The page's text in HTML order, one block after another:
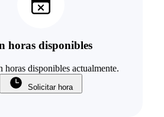
horas disponibles
horas disponibles actualmente.
Solicitar hora